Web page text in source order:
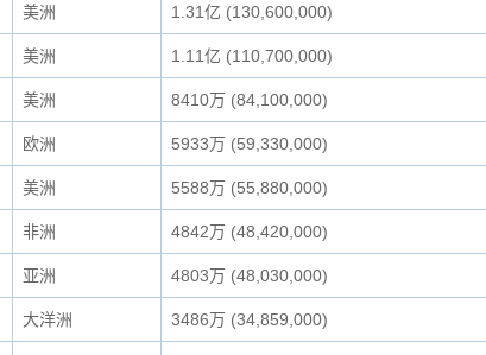
美洲 1.31亿 (130,600,000)
美洲 1.11亿 (110,700,000)
美洲 8410万 (84,100,000)
欧洲 5933万 (59,330,000)
美洲 5588万 (55,880,000)
非洲 4842万 (48,420,000)
亚洲 4803万 (48,030,000)
大洋洲 3486万 (34,859,000)